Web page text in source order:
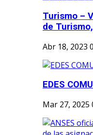
Turismo –
de
Abr 18, 2023 0
EDES
Mar 27, 2025